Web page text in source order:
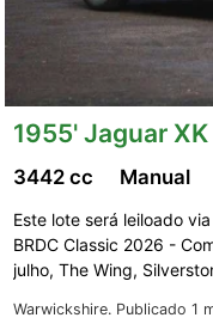
1955' Jaguar XK
Warwickshire. Publicado 1
3442 cc Manual
Este lote será leiloado
BRDC Classic 2026 -
julho, The Wing,